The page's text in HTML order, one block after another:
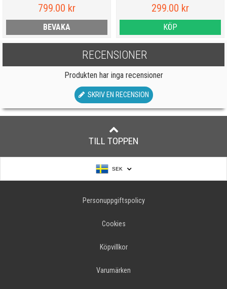
799.00 kr
BEVAKA
299.00 kr
KÖP
RECENSIONER
Produkten har inga recensioner
SKRIV EN RECENSION
TILL TOPPEN
SEK
Personuppgiftspolicy
Cookies
Köpvillkor
Varumärken